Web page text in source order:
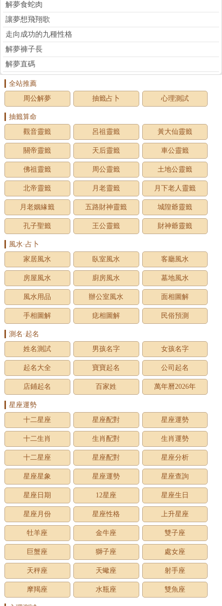
解夢食蛇肉
讓夢想飛翔歌
走向成功的九種性格
解夢褲子長
解夢直碼
全站推薦
周公解夢
抽籤占卜 心理測試
抽籤算命
觀音靈籤
呂祖靈籤 黃大仙靈籤
關帝靈籤 天后靈籤 車公靈籤
佛祖靈籤 周公靈籤 土地公靈籤
北帝靈籤 月老靈籤 月下老人靈籤
月老姻緣籤 五路財神靈籤 城隍爺靈籤
孔子聖籤 王公靈籤 財神爺靈籤
風水·占卜
家居風水
臥室風水 客廳風水
房屋風水 廚房風水 墓地風水
風水用品 辦公室風水 面相圖解
手相圖解 痣相圖解 民俗預測
測名·起名
姓名測試
男孩名字 女孩名字
起名大全 寶寶起名 公司起名
店鋪起名 百家姓 萬年曆2026年
星座運勢
十二星座
星座配對 星座運勢
十二生肖 生肖配對 生肖運勢
十二星座 星座配對 星座分析
星座星象 星座運勢 星座查詢
星座日期 12星座 星座生日
星座月份 星座性格 上升星座
牡羊座 金牛座 雙子座
巨蟹座 獅子座 處女座
天秤座 天蠍座 射手座
摩羯座 水瓶座 雙魚座